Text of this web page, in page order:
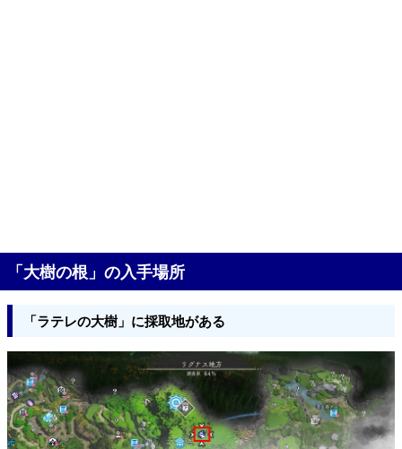
「大樹の根」の入手場所
「ラテレの大樹」に採取地がある